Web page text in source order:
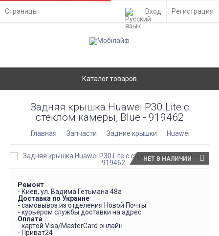
Страницы Вход Регистрация
Каталог товаров
Задняя крышка Huawei P30 Lite с
стеклом камеры, Blue - 919462
Главная Запчасти Задние крышки Huawei
НЕТ В НАЛИЧИИ
Ремонт
- Киев, ул. Вадима Гетьмана 48а
Доставка по Украине
- самовывоз из отделения Новой Почты
- курьером службы доставки на адрес
Оплата
- картой Visa/MasterCard онлайн
- Приват24